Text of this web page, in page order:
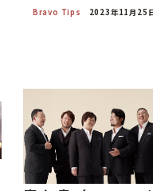
Bravo Tips 2023年11月25